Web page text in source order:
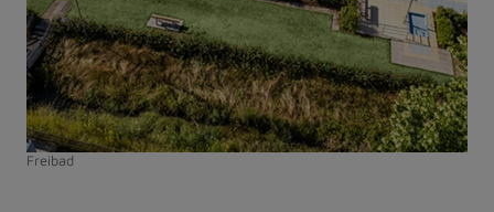
Freibad